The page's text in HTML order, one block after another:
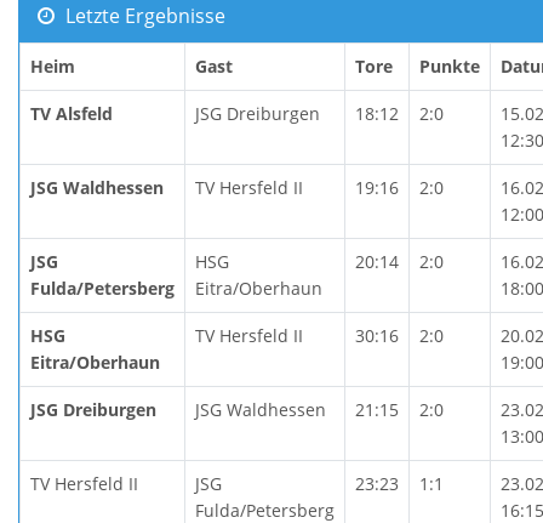
Letzte Ergebnisse
Heim Gast Tore Punkte
TV Alsfeld JSG Dreiburgen 18:12 2:0
12:30
JSG Waldhessen TV Hersfeld II 19:16 2:0
12:00
JSG
Fulda/Petersberg
HSG
Eitra/Oberhaun
20:14 2:0
18:00
HSG
Eitra/Oberhaun
TV Hersfeld II 30:16 2:0
19:00
JSG Dreiburgen JSG Waldhessen 21:15 2:0
13:00
TV Hersfeld II
JSG
Fulda/Petersberg
23:23 1:1
16:15